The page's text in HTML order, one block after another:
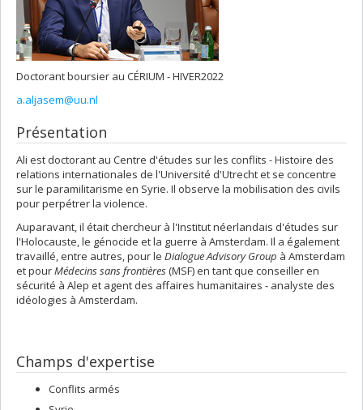
Doctorant boursier au CÉRIUM - HIVER2022
a.aljasem@uu.nl
Présentation
Ali est doctorant au Centre d'études sur les conflits - Histoire des
relations internationales de l'Université d'Utrecht et se concentre
sur le paramilitarisme en Syrie. Il observe la mobilisation des civils
pour perpétrer la violence.
Auparavant, il était chercheur à l'Institut néerlandais d'études sur
l'Holocauste, le génocide et la guerre à Amsterdam. Il a également
travaillé, entre autres, pour le Dialogue Advisory Group à Amsterdam
et pourMédecins sans frontières(MSF) en tant que conseiller en
sécurité à Alep et agent des affaires humanitaires - analyste des
idéologies à Amsterdam.
Champs d'expertise
Conflits armés